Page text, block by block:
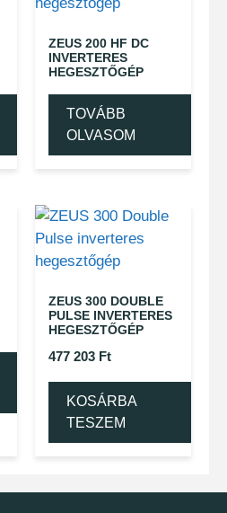
ZEUS 200 HF DC
INVERTERES
HEGESZTŐGÉP
TOVÁBB
OLVASOM
ZEUS 300 DOUBLE
PULSE INVERTERES
HEGESZTŐGÉP
477 203 Ft
KOSÁRBA
TESZEM